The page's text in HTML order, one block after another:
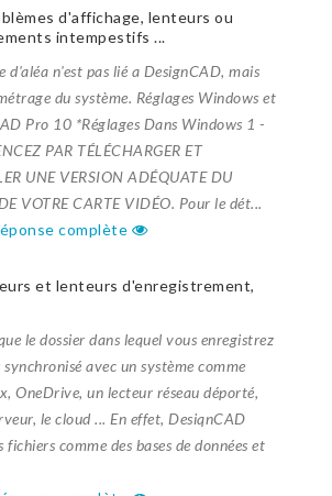
d'affichage, lenteurs ou
intempestifs ...
d'aléa n'est pas lié a DesignCAD, mais
du système. Réglages Windows et
Pro 10 *Réglages Dans Windows 1 -
PAR TÉLÉCHARGER ET
UNE VERSION ADÉQUATE DU
VOTRE CARTE VIDÉO. Pour le dét...
complète
et lenteurs d'enregistrement,
le dossier dans lequel vous enregistrez
synchronisé avec un système comme
OneDrive, un lecteur réseau déporté,
le cloud ... En effet, DesiqnCAD
fichiers comme des bases de données et